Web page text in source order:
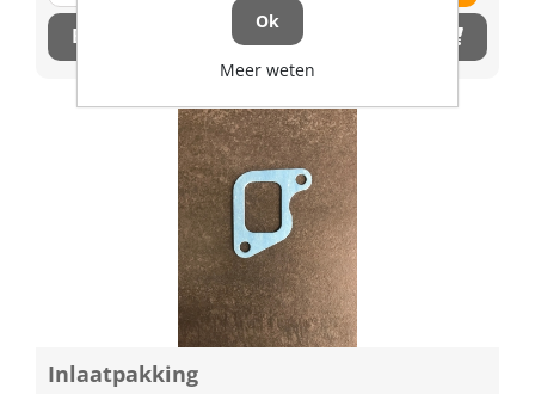
Bestel nu!
Inlaatpakking
Ok
Meer weten